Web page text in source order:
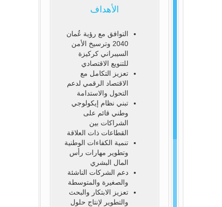
الأهداف
التوافق مع رؤية عُمان
2040 وترسيخ الأمن
السيبراني كركيزة
للتنويع الاقتصادي
تعزيز التكامل مع
الاقتصاد الرقمي لدعم
التحول والاستدامة
تبني نظام إيكولوجي
وطني قائم على
الشراكات بين
القطاعات ذات العلاقة
تنمية الكفاءات الوطنية
وتطوير مهارات رأس
المال البشري
دعم الشركات الناشئة
والصغيرة والمتوسطة
تعزيز الابتكار والبحث
والتطوير لإنتاج حلول